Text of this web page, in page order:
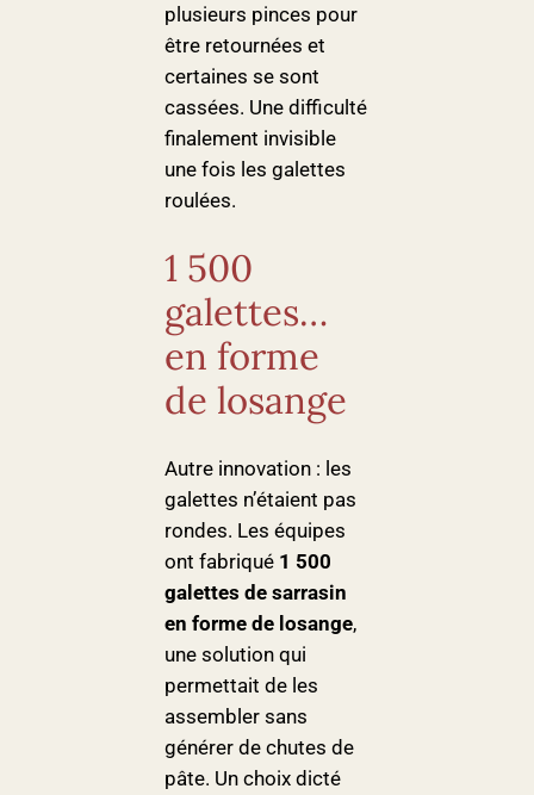
plusieurs pinces pour
être retournées et
certaines se sont
cassées. Une difficulté
finalement invisible
une fois les galettes
roulées.
1 500
galettes…
en forme
de losange
Autre innovation : les
galettes n’étaient pas
rondes. Les équipes
ont fabriqué 1 500
galettes de sarrasin
en forme de losange,
une solution qui
permettait de les
assembler sans
générer de chutes de
pâte. Un choix dicté